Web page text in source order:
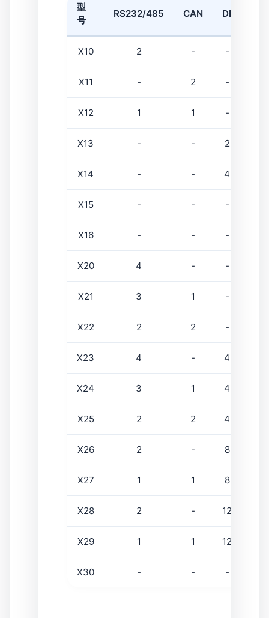
型
号
RS232/485 CAN DI
X10 2 - -
X11 - 2 -
X12 1 1 -
X13 - - 2
X14 - - 4
X15 - - -
X16 - - -
X20 4 - -
X21 3 1 -
X22 2 2 -
X23 4 - 4
X24 3 1 4
X25 2 2 4
X26 2 - 8
X27 1 1 8
X28 2 - 12
X29 1 1 12
X30 - - -